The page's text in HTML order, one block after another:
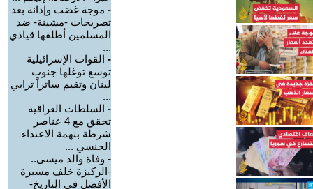
- موجة غضب وإدانة بعد
تصريحات -مشينة- ضد
المسلمين أطلقها قيادي
...
- القوات الإسرائيلية
توسع توغلها جنوب
لبنان وتقيم ساتراً ترابي
...
- السلطات العراقية
تحقق مع 4 عناصر
شرطة بتهمة الاعتداء
الجنسي ...
- وفاة والد ميسي..
-الركيزة خلف مسيرة
الأفضل في التاريخ-